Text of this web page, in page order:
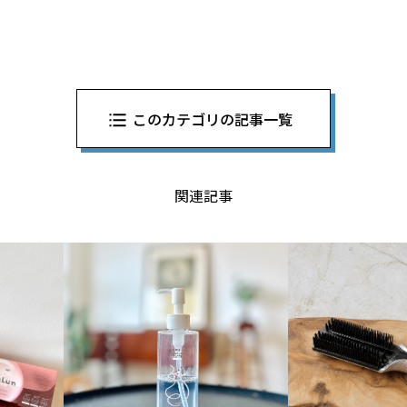
このカテゴリの記事一覧
関連記事